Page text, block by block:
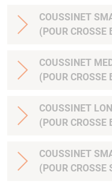
COUSSINET
(POUR CROSSE
COUSSINET
(POUR CROSSE
COUSSINET
(POUR CROSSE
COUSSINET
(POUR CROSSE